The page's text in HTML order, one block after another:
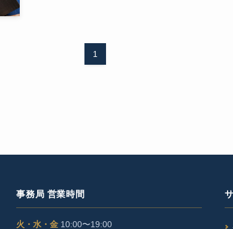
1
事務局 営業時間
火・水・金 10:00〜19:00